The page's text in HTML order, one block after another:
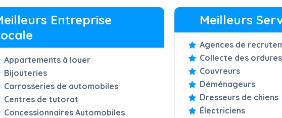
Entreprise
Appartements à louer
Bijouteries
Carrosseries de automobiles
Centres de tutorat
Concessionnaires Automobiles
Meilleurs
Agences de
Collecte des ordures
Couvreurs
Déménageurs
Dresseurs de chiens
Électriciens